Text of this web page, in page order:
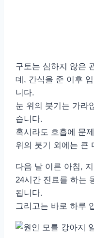
구토는 심하지 않은
데, 간식을 준 이후
니다.
눈 위의 붓기는 가라
습니다.
혹시라도 호흡에 문
위의 붓기 외에는 큰
다음 날 이른 아침,
24시간 진료를 하는
됩니다.
그리고는 바로 하루